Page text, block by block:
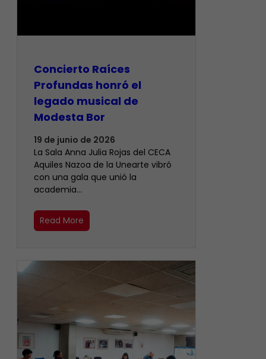
​Concierto Raíces
Profundas honró el
legado musical de
Modesta Bor
19 de junio de 2026
La Sala Anna Julia Rojas del CECA
Aquiles Nazoa de la Unearte vibró
con una gala que unió la
academia…
Read More